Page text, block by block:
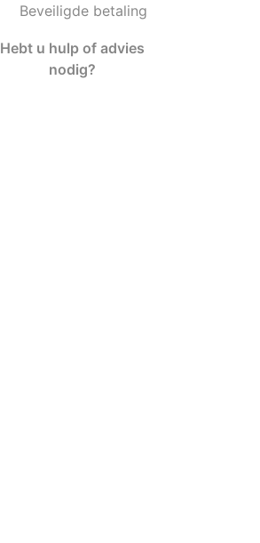
Beveiligde betaling
Hebt u hulp of advies
nodig?